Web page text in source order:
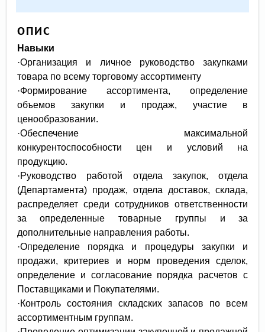
ОПИС
Навыки
·Организация и личное руководство закупками
товара по всему торговому ассортименту
·Формирование ассортимента, определение
объемов закупки и продаж, участие в
ценообразовании.
·Обеспечение максимальной
конкурентоспособности цен и условий на
продукцию.
·Руководство работой отдела закупок, отдела
(Департамента) продаж, отдела доставок, склада,
распределяет среди сотрудников ответственности
за определенные товарные группы и за
дополнительные направления работы.
·Определение порядка и процедуры закупки и
продажи, критериев и норм проведения сделок,
определение и согласование порядка расчетов с
Поставщиками и Покупателями.
·Контроль состояния складских запасов по всем
ассортиментным группам.